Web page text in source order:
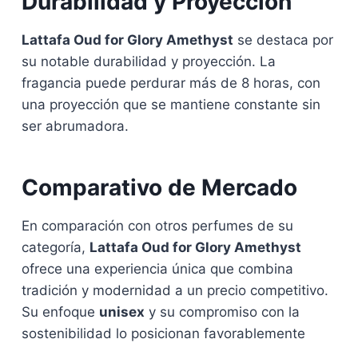
Lattafa Oud for Glory Amethyst se destaca por
su notable durabilidad y proyección. La
fragancia puede perdurar más de 8 horas, con
una proyección que se mantiene constante sin
ser abrumadora.
Comparativo de Mercado
En comparación con otros perfumes de su
categoría, Lattafa Oud for Glory Amethyst
ofrece una experiencia única que combina
tradición y modernidad a un precio competitivo.
Su enfoque unisex y su compromiso con la
sostenibilidad lo posicionan favorablemente